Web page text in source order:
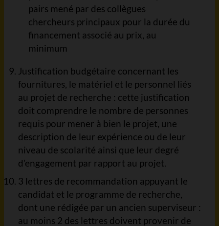
pairs mené par des collègues
chercheurs principaux pour la durée du
financement associé au prix, au
minimum
Justification budgétaire concernant les
fournitures, le matériel et le personnel liés
au projet de recherche : cette justification
doit comprendre le nombre de personnes
requis pour mener à bien le projet, une
description de leur expérience ou de leur
niveau de scolarité ainsi que leur degré
d’engagement par rapport au projet.
3 lettres de recommandation appuyant le
candidat et le programme de recherche,
dont une rédigée par un ancien superviseur :
au moins 2 des lettres doivent provenir de